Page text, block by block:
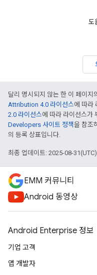
도
달리 명시되지 않는 한 이 페이지
Attribution 4.0 라이선스에 따라
2.0 라이선스에 따라 라이선스가
Developers 사이트 정책을 참조
의 등록 상표입니다.
최종 업데이트: 2025-08-31(UTC)
EMM 커뮤니티
Android 동영상
Android Enterprise 정보
기업 고객
앱 개발자